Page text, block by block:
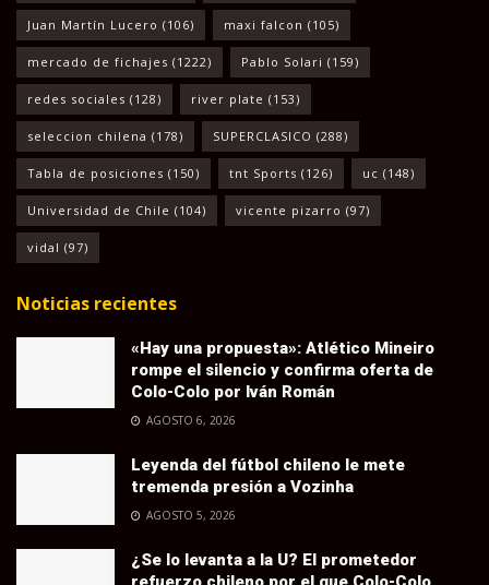
Juan Martín Lucero (106) maxi falcon (105)
mercado de fichajes (1222) Pablo Solari (159)
redes sociales (128) river plate (153)
seleccion chilena (178) SUPERCLASICO (288)
Tabla de posiciones (150) tnt Sports (126) uc (148)
Universidad de Chile (104) vicente pizarro (97)
vidal (97)
Noticias recientes
«Hay una propuesta»: Atlético Mineiro
rompe el silencio y confirma oferta de
Colo-Colo por Iván Román
AGOSTO 6, 2026
Leyenda del fútbol chileno le mete
tremenda presión a Vozinha
AGOSTO 5, 2026
¿Se lo levanta a la U? El prometedor